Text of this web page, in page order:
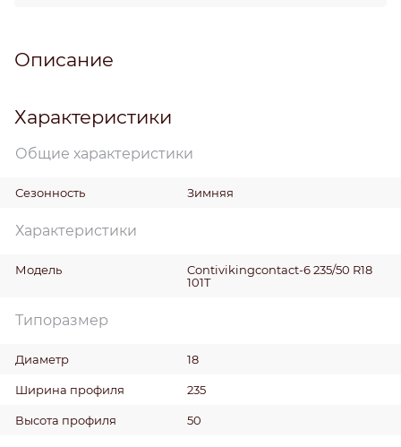
Описание
Характеристики
Общие характеристики
Сезонность Зимняя
Характеристики
Модель
Contivikingcontact-6 235/50 R18
101T
Типоразмер
Диаметр 18
Ширина профиля 235
Высота профиля 50